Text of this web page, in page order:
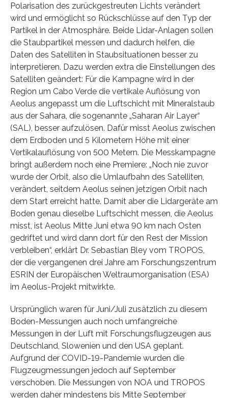
Polarisation des zurückgestreuten Lichts verändert
wird und ermöglicht so Rückschlüsse auf den Typ der
Partikel in der Atmosphäre. Beide Lidar-Anlagen sollen
die Staubpartikel messen und dadurch helfen, die
Daten des Satelliten in Staubsituationen besser zu
interpretieren. Dazu werden extra die Einstellungen des
Satelliten geändert: Für die Kampagne wird in der
Region um Cabo Verde die vertikale Auflösung von
Aeolus angepasst um die Luftschicht mit Mineralstaub
aus der Sahara, die sogenannte „Saharan Air Layer“
(SAL), besser aufzulösen. Dafür misst Aeolus zwischen
dem Erdboden und 5 Kilometern Höhe mit einer
Vertikalauflösung von 500 Metern. Die Messkampagne
bringt außerdem noch eine Premiere: „Noch nie zuvor
wurde der Orbit, also die Umlaufbahn des Satelliten,
verändert, seitdem Aeolus seinen jetzigen Orbit nach
dem Start erreicht hatte. Damit aber die Lidargeräte am
Boden genau dieselbe Luftschicht messen, die Aeolus
misst, ist Aeolus Mitte Juni etwa 90 km nach Osten
gedriftet und wird dann dort für den Rest der Mission
verbleiben“, erklärt Dr. Sebastian Bley vom TROPOS,
der die vergangenen drei Jahre am Forschungszentrum
ESRIN der Europäischen Weltraumorganisation (ESA)
im Aeolus-Projekt mitwirkte.
Ursprünglich waren für Juni/Juli zusätzlich zu diesem
Boden-Messungen auch noch umfangreiche
Messungen in der Luft mit Forschungsflugzeugen aus
Deutschland, Slowenien und den USA geplant.
Aufgrund der COVID-19-Pandemie wurden die
Flugzeugmessungen jedoch auf September
verschoben. Die Messungen von NOA und TROPOS
werden daher mindestens bis Mitte September